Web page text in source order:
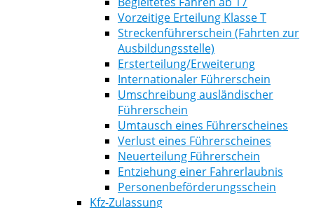
Vorzeitige Erteilung Klasse T
Streckenführerschein (Fahrten zur
Ausbildungsstelle)
Ersterteilung/Erweiterung
Internationaler Führerschein
Umschreibung ausländischer
Führerschein
Umtausch eines Führerscheines
Verlust eines Führerscheines
Neuerteilung Führerschein
Entziehung einer Fahrerlaubnis
Personenbeförderungsschein
Kfz-Zulassung